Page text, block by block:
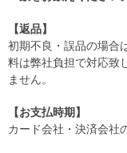
【返品】
初期不良・誤品の場合
料は弊社負担で対応致
ません。
【お支払時期】
カード会社・決済会社